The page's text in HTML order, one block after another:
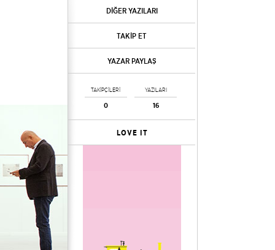
DİĞER YAZILARI
TAKİP ET
YAZAR PAYLAŞ
TAKİPÇİLERİ
0
YAZILARI
16
LOVE IT